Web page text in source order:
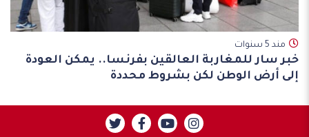
مند 5 سنوات
خبر سار للمغاربة العالقين بفرنسا.. يمكن العودة
إلى أرض الوطن لكن بشروط محددة